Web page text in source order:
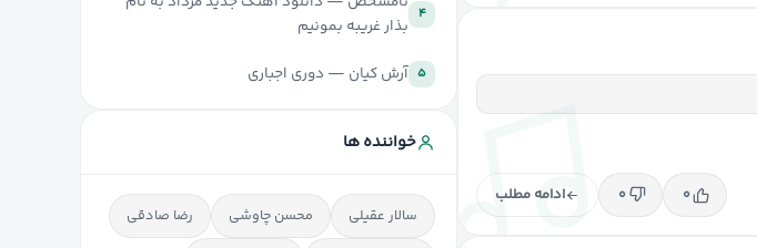
۰ ۰ ادامه مطلب
۴
بذار غریبه بمونیم
۵ آرش کیان — دوری اجباری
خواننده ها
سالار عقیلی محسن چاوشی
رضا صادقی